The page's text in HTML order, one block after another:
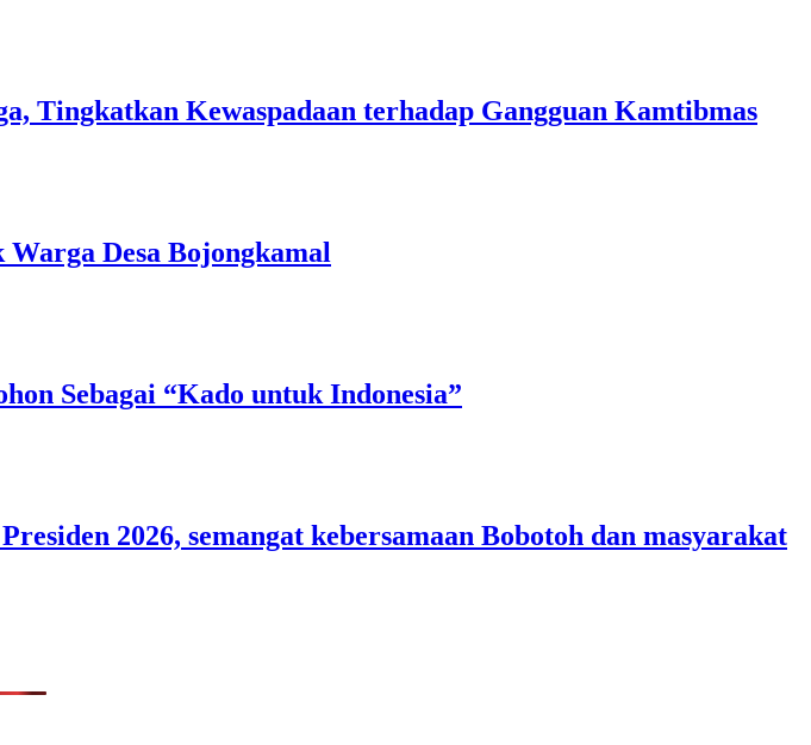
Tingkatkan Kewaspadaan terhadap Gangguan Kamtibmas
Desa Bojongkamal
Sebagai “Kado untuk Indonesia”
2026, semangat kebersamaan Bobotoh dan masyarakat